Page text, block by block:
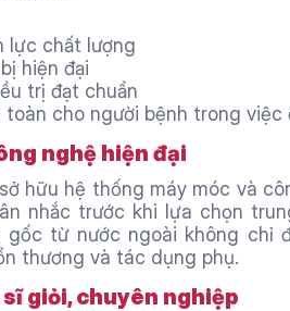
lực chất lượng
hiện đại
trị đạt chuẩn
toàn cho người bệnh trong việc
nghệ hiện đại
hữu hệ thống máy móc và
nhắc trước khi lựa chọn
gốc từ nước ngoài không chỉ
thương và tác dụng phụ.
giỏi, chuyên nghiệp